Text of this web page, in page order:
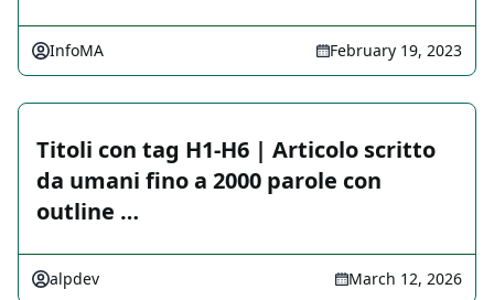
InfoMA February 19, 2023
Titoli con tag H1-H6 | Articolo scritto
da umani fino a 2000 parole con
outline …
alpdev March 12, 2026